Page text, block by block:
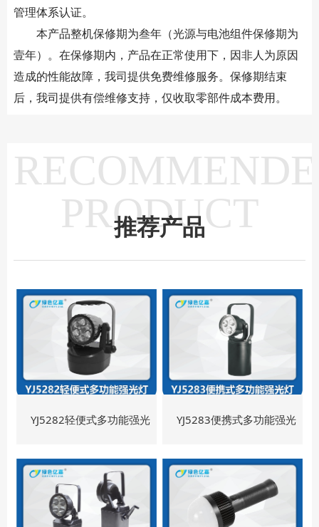
管理体系认证。
本产品整机保修期为叁年（光源与电池组件保修期为
壹年）。在保修期内，产品在正常使用下，因非人为原因
造成的性能故障，我司提供免费维修服务。保修期结束
后，我司提供有偿维修支持，仅收取零部件成本费用。
PRODUCT
推荐产品
YJ5282轻便式多功能强光
灯
YJ5283便携式多功能强光
灯